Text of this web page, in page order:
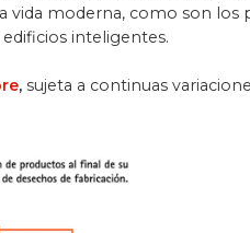
vida moderna, como son los
inteligentes.
, sujeta a continuas